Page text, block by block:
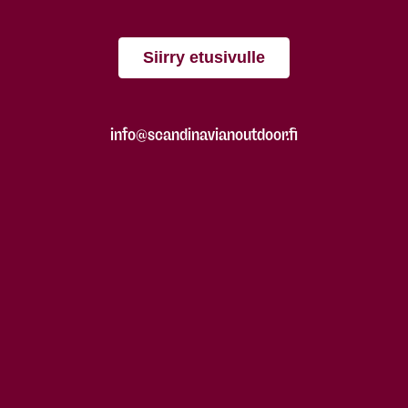
Siirry etusivulle
info@scandinavianoutdoor.fi